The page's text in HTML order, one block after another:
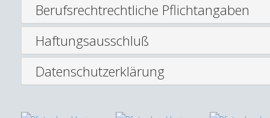
Berufsrechtrechtliche Pflichtangaben
Haftungsausschluß
Datenschutzerklärung